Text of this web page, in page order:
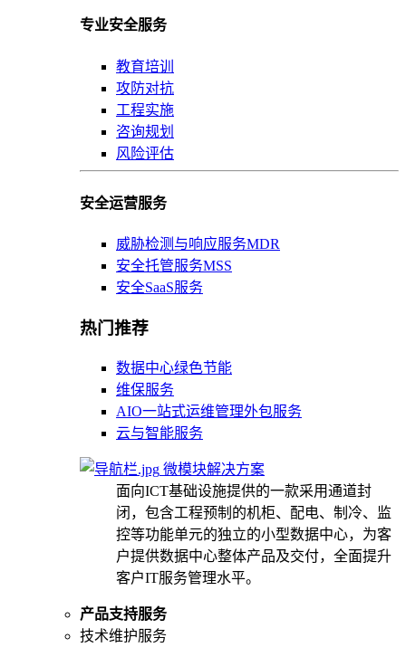
专业安全服务
教育培训
攻防对抗
工程实施
咨询规划
风险评估
安全运营服务
威胁检测与响应服务MDR
安全托管服务MSS
安全SaaS服务
热门推荐
数据中心绿色节能
维保服务
AIO一站式运维管理外包服务
云与智能服务
微模块解决方案
面向ICT基础设施提供的一款采用通道封
闭，包含工程预制的机柜、配电、制冷、监
控等功能单元的独立的小型数据中心，为客
户提供数据中心整体产品及交付，全面提升
客户IT服务管理水平。
产品支持服务
技术维护服务